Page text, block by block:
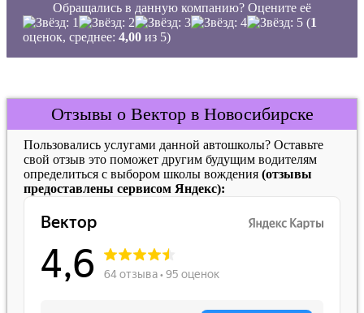
Обращались в данную компанию? Оцените её
(1
оценок, среднее: 4,00 из 5)
Отзывы о Вектор в Новосибирске
Пользовались услугами данной автошколы? Оставьте
свой отзыв это поможет другим будущим водителям
определиться с выбором школы вождения (отзывы
предоставлены сервисом Яндекс):